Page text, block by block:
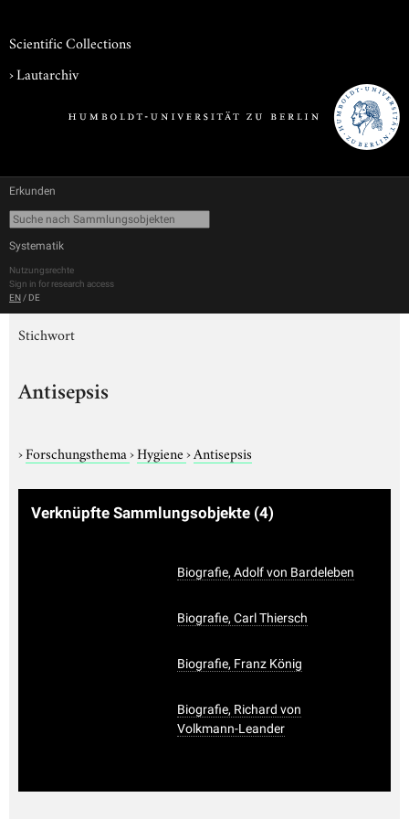
Scientific Collections
›Lautarchiv
Erkunden
Systematik
Nutzungsrechte
Sign in for research access
EN / DE
Stichwort
Antisepsis
›Forschungsthema›Hygiene›Antisepsis
Verknüpfte Sammlungsobjekte (4)
Biografie, Adolf von Bardeleben
Biografie, Carl Thiersch
Biografie, Franz König
Biografie, Richard von
Volkmann-Leander